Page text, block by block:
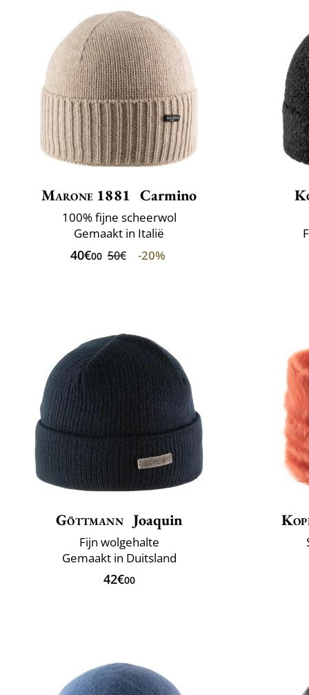
Marone 1881 Carmino
100% fijne scheerwol
Gemaakt in Italië
40€00 50€ -20%
Göttmann Joaquin
Fijn wolgehalte
Gemaakt in Duitsland
42€00